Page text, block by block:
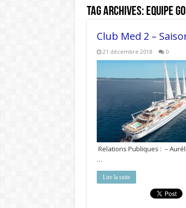
Tag Archives: Equipe
Club Med 2 –
21 décembre 2018 0
Relations Publiques : –
…
Lire la suite